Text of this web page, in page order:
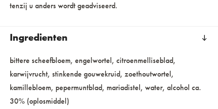
tenzij u anders wordt geadviseerd.
Ingredienten
bittere scheefbloem, engelwortel, citroenmelliseblad,
karwijvrucht, stinkende gouwekruid, zoethoutwortel,
kamillebloem, pepermuntblad, mariadistel, water, alcohol ca.
30% (oplosmiddel)